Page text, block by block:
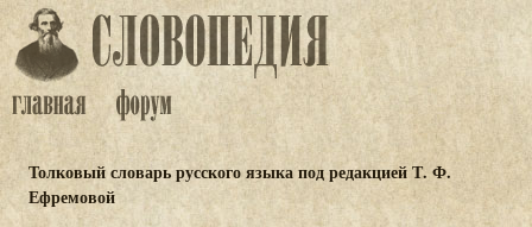
Толковый словарь русского языка под редакцией Т. Ф.
Ефремовой